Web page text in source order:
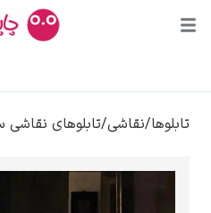
محبوب‌ترین
هنرمندان
تابلوهای نقاشی سبک باروک/